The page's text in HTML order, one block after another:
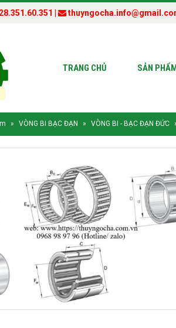
|
TRANG CHỦ SẢN
» VÒNG BI BẠC ĐẠN » VÒNG BI - BẠC ĐẠN ĐỨC